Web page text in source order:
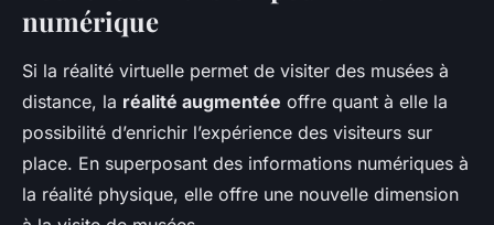
numérique
Si la réalité virtuelle permet de visiter des musées à
distance, la réalité augmentée offre quant à elle la
possibilité d’enrichir l’expérience des visiteurs sur
place. En superposant des informations numériques à
la réalité physique, elle offre une nouvelle dimension